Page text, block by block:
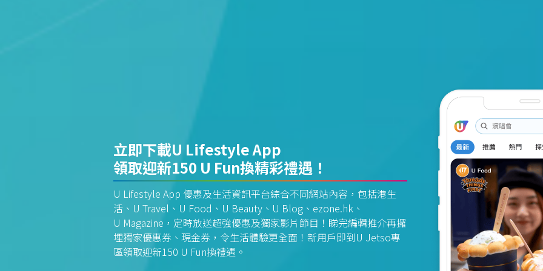
立即下載U Lifestyle App
領取迎新150 U Fun換精彩禮遇！
U Lifestyle App 優惠及生活資訊平台綜合不同網站內容，包括港生
活、U Travel、U Food、U Beauty、U Blog、ezone.hk、
U Magazine，定時放送超強優惠及獨家影片節目！睇完編輯推介再攞
埋獨家優惠券、現金券，令生活體驗更全面！新用戶即到U Jetso專
區領取迎新150 U Fun換禮遇。